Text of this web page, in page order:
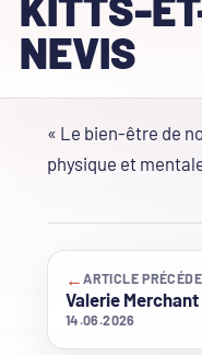
NEVIS
« Le bien-être de
physique et
←ARTICLE
Valerie
14.06.2026